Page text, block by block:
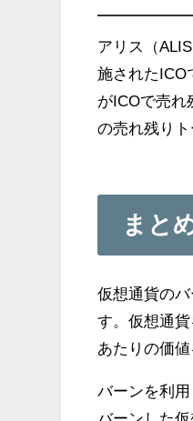
アリス（
施されたICO
がICOで売れ
の売れ残り
まと
仮想通貨の
す。仮想通
あたりの価
バーンを利
バーンした